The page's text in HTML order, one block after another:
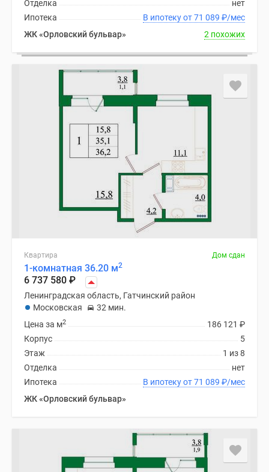
нет
Отделка
В ипотеку от 71 089 ₽/мес
Ипотека
ЖК «Орловский бульвар»
2 похожих
Квартира Дом сдан
1-комнатная 36.20 м2
6 737 580 ₽
Ленинградская область, Гатчинский район
Московская
32 мин.
186 121 ₽
Цена за м2
5
Корпус
1 из 8
Этаж
нет
Отделка
В ипотеку от 71 089 ₽/мес
Ипотека
ЖК «Орловский бульвар»